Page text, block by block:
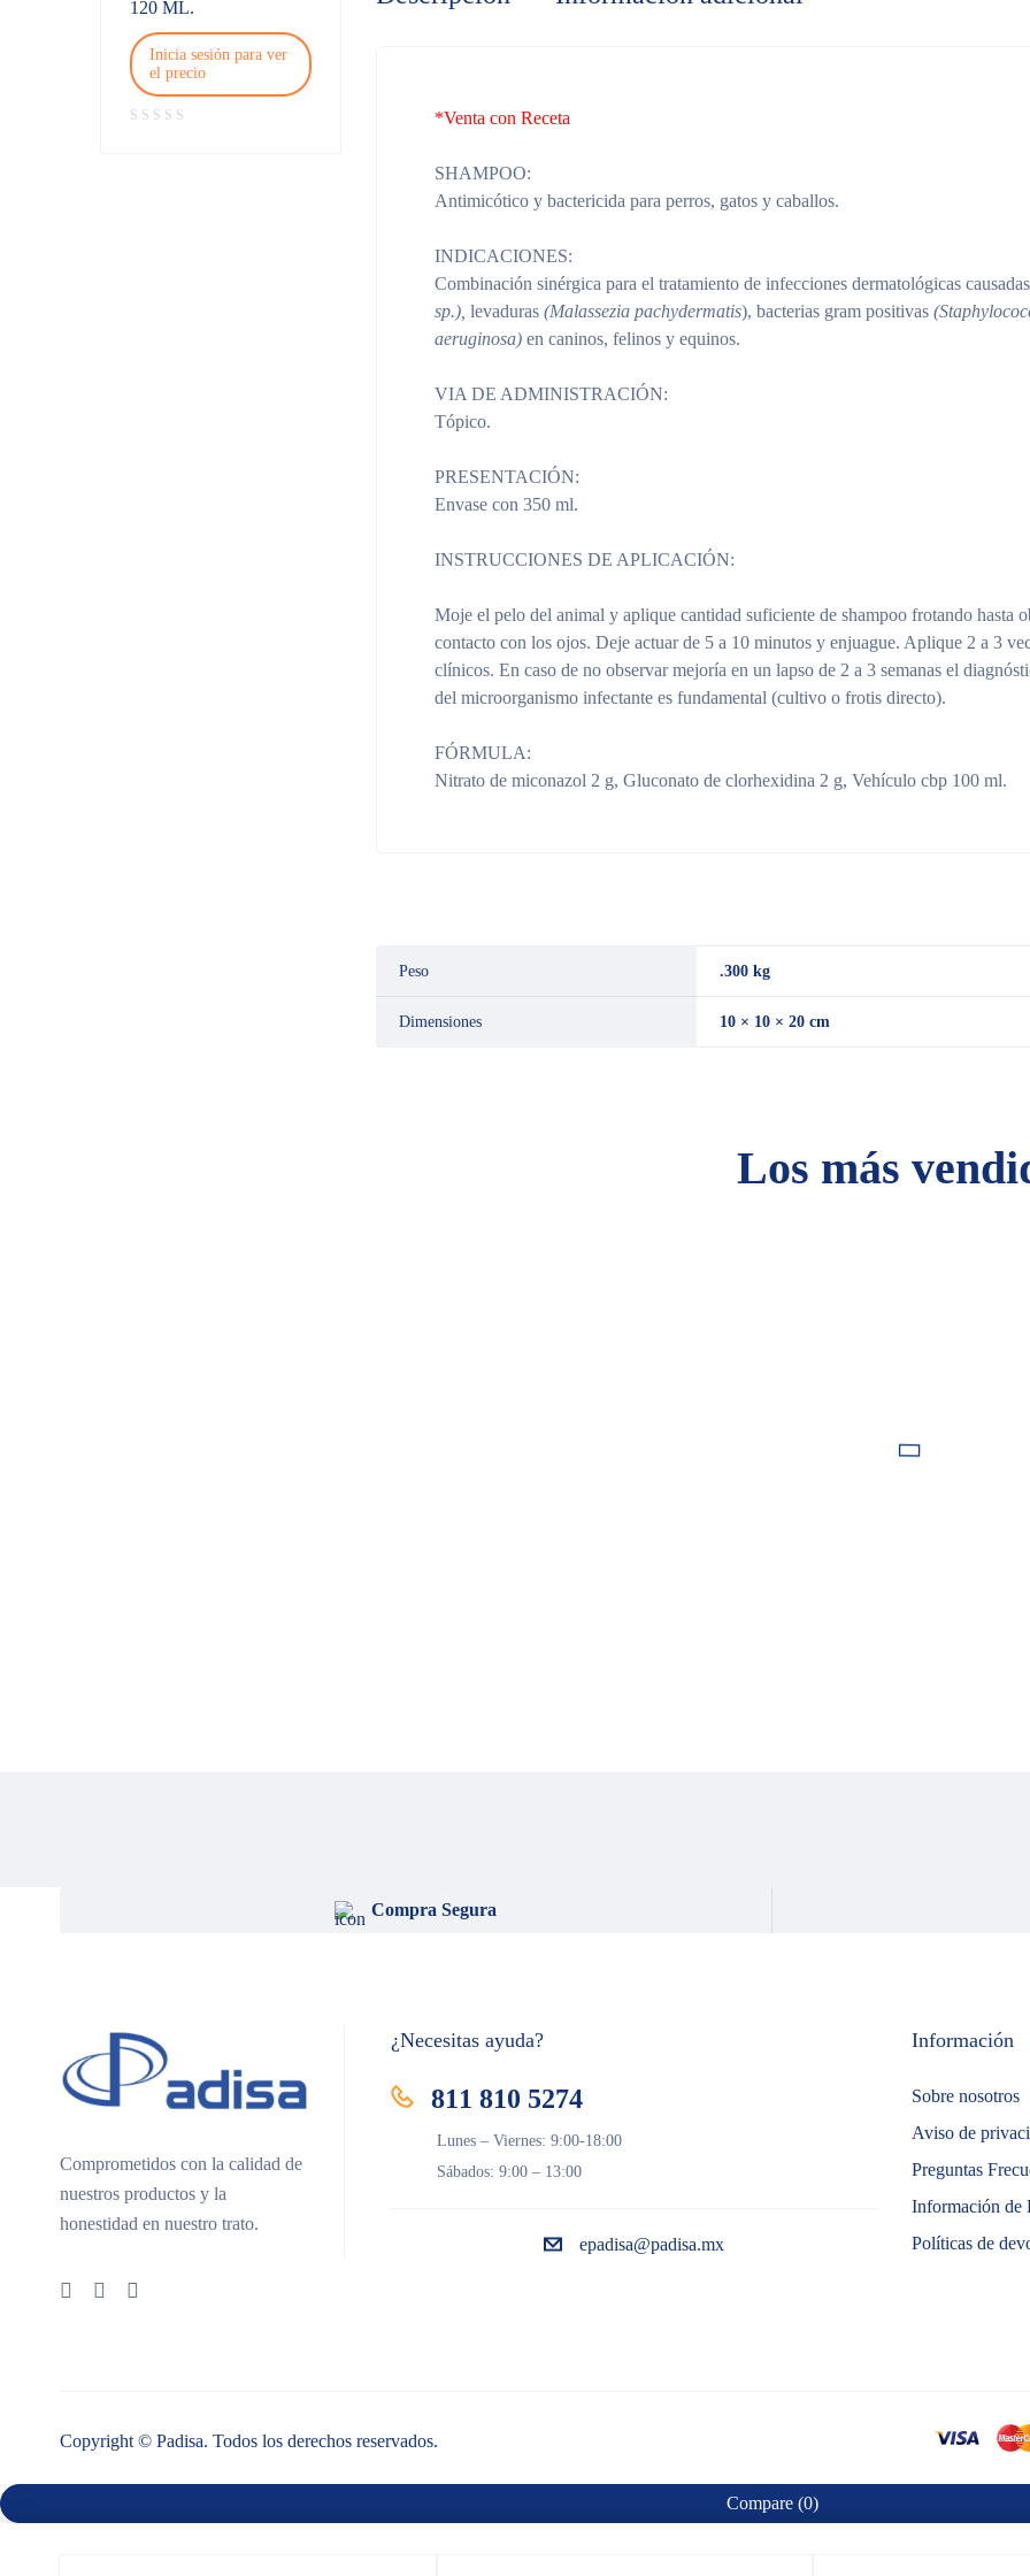
120 ML.
Inicia sesión para ver
el precio
*Venta con Receta
SHAMPOO:
Antimicótico y bactericida para perros, gatos y caballos.
INDICACIONES:
Combinación sinérgica para el tratamiento de infecciones dermatológicas
sp.), levaduras (Malassezia pachydermatis), bacterias gram positivas
aeruginosa) en caninos, felinos y equinos.
VIA DE ADMINISTRACIÓN:
Tópico.
PRESENTACIÓN:
Envase con 350 ml.
INSTRUCCIONES DE APLICACIÓN:
Moje el pelo del animal y aplique cantidad suficiente de shampoo frotando hasta
contacto con los ojos. Deje actuar de 5 a 10 minutos y enjuague. Aplique 2 a 3
clínicos. En caso de no observar mejoría en un lapso de 2 a 3 semanas el
del microorganismo infectante es fundamental (cultivo o frotis directo).
FÓRMULA:
Nitrato de miconazol 2 g, Gluconato de clorhexidina 2 g, Vehículo cbp 100 ml.
Peso .300 kg
Dimensiones 10 × 10 × 20 cm
Los más
Compra Segura
Comprometidos con la calidad de
nuestros productos y la
honestidad en nuestro trato.
¿Necesitas ayuda?
811 810 5274
Lunes – Viernes: 9:00-18:00
Sábados: 9:00 – 13:00
epadisa@padisa.mx
Información
Sobre nosotros
Aviso de
Preguntas
Información de
Políticas de
Copyright © Padisa. Todos los derechos reservados.
Compare (0)